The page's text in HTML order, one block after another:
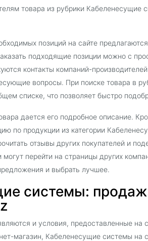
товара из рубрики
позиций на сайте
подходящие позиции можно с
контакты компаний-
вопросы. При поиске товара в
списке, что позволяет быстро
дается его подробное описание.
по продукции из категории
отзывы других покупателей и
могут перейти на страницы других
и выбрать лучшее.
системы:
и условия, предоставленные на
магазин, Кабеленесущие системы